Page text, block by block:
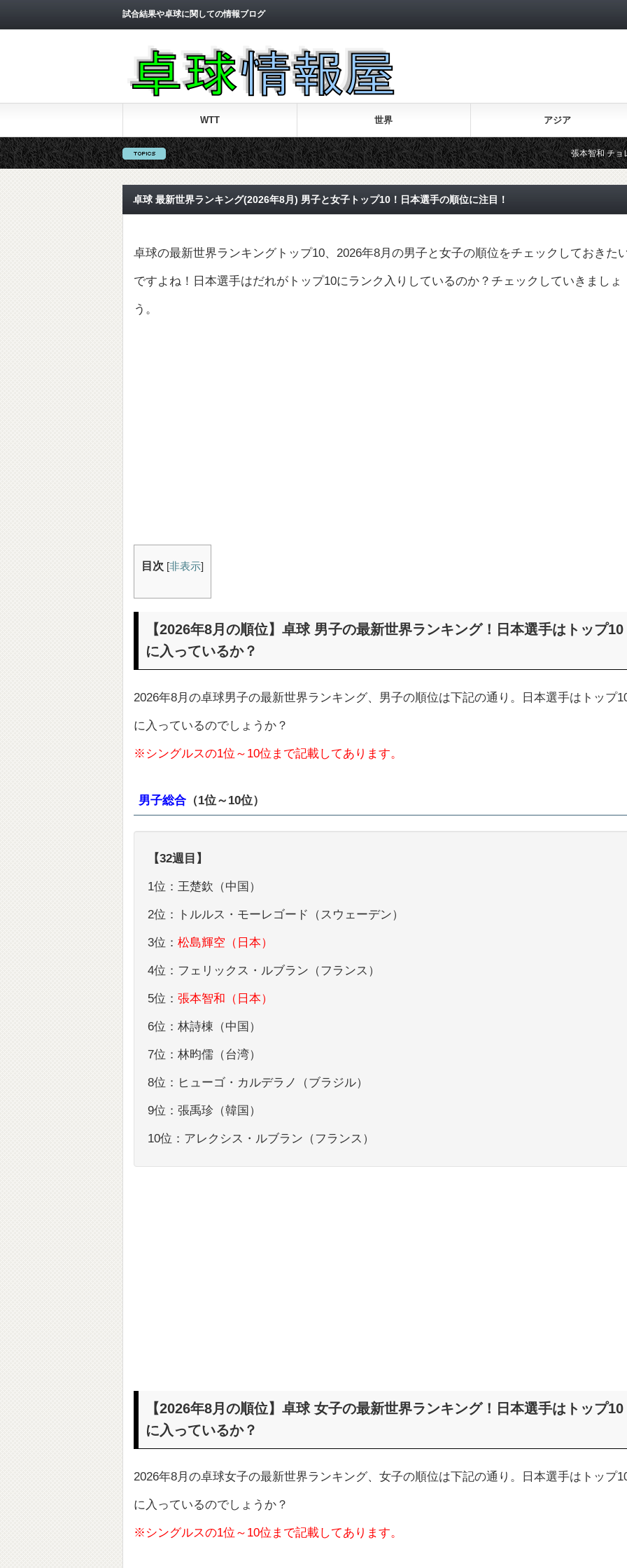
試合結果や卓球に関しての情報ブログ
WTT 世界 アジア
張本智和 チョレイの意味
卓球 最新世界ランキング(2026年8月) 男子と女子トップ10！日本選手の順位に注目！
卓球の最新世界ランキングトップ10、2026年8月の男子と女子の順位をチェックしておきた
ですよね！日本選手はだれがトップ10にランク入りしているのか？チェックしていきましょ
う。
目次 [非表示]
【2026年8月の順位】卓球 男子の最新世界ランキング！日本選手はトップ10
に入っているか？
2026年8月の卓球男子の最新世界ランキング、男子の順位は下記の通り。日本選手はトップ
に入っているのでしょうか？
※シングルスの1位～10位まで記載してあります。
男子総合 （1位～10位）
【32週目】
1位：王楚欽（中国）
2位：トルルス・モーレゴード（スウェーデン）
3位： 松島輝空（日本）
4位：フェリックス・ルブラン（フランス）
5位： 張本智和（日本）
6位：林詩棟（中国）
7位：林昀儒（台湾）
8位：ヒューゴ・カルデラノ（ブラジル）
9位：張禹珍（韓国）
10位：アレクシス・ルブラン（フランス）
【2026年8月の順位】卓球 女子の最新世界ランキング！日本選手はトップ10
に入っているか？
2026年8月の卓球女子の最新世界ランキング、女子の順位は下記の通り。日本選手はトップ
に入っているのでしょうか？
※シングルスの1位～10位まで記載してあります。